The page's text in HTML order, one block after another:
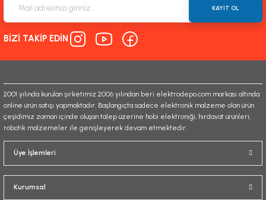
Ürün açıklamasında eksik bilgiler bulunuyor.
Ürün bilgilerinde hatalar bulunuyor.
Ürün fiyatı diğer sitelerden daha pahalı.
Gönder
KAYIT OL
BİZİ TAKİP EDİN
2001 yılında kurulan şirketimiz 2006 yılından beri elektrodepo.com markası altında
online ürün satışı yapmaktadır. Başlangıçta sadece elektronik malzeme olan ürün
çeşidimiz zaman içinde oluşan talep üzerine hobi elektroniği, hırdavat ürünleri,
robotik malzemeler ile genişleyerek devam etmektedir.
Üye İşlemleri
Kurumsal